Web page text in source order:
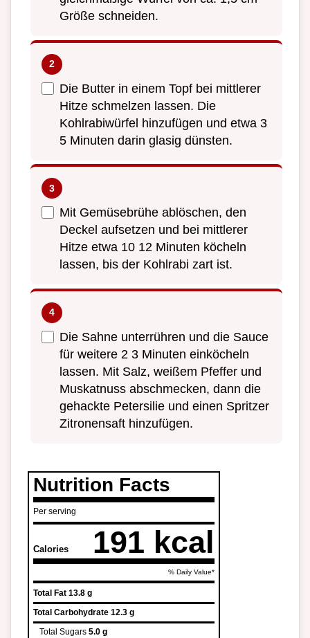
Größe schneiden.
Die Butter in einem Topf bei mittlerer
Hitze schmelzen lassen. Die
Kohlrabiwürfel hinzufügen und etwa 3
5 Minuten darin glasig dünsten.
Mit Gemüsebrühe ablöschen, den
Deckel aufsetzen und bei mittlerer
Hitze etwa 10 12 Minuten köcheln
lassen, bis der Kohlrabi zart ist.
Die Sahne unterrühren und die Sauce
für weitere 2 3 Minuten einköcheln
lassen. Mit Salz, weißem Pfeffer und
Muskatnuss abschmecken, dann die
gehackte Petersilie und einen Spritzer
Zitronensaft hinzufügen.
Nutrition Facts
Per serving
Calories 191 kcal
% Daily Value*
Total Fat 13.8 g
Total Carbohydrate 12.3 g
Total Sugars 5.0 g